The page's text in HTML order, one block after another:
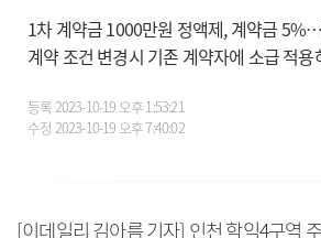
1차 계약금 1000만원 정액제, 계약금
계약 조건 변경시 기존 계약자에 소급 적용
등록2023-10-19 오후 1:53:21
수정 2023-10-19 오후 7:40:02
[이데일리 김아름 기자] 인천 학익4구역